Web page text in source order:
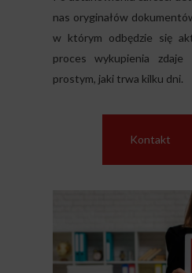
nas oryginałów
w którym odbędzie się
proces wykupienia
prostym, jaki trwa kilku dni.
Kontakt